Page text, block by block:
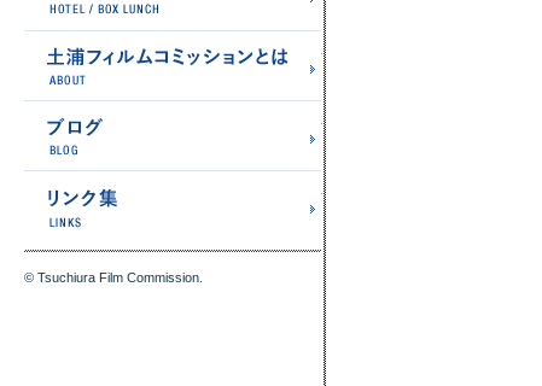
土浦フィルムコミッショ
ブログ
リンク集
© Tsuchiura Film Commission.